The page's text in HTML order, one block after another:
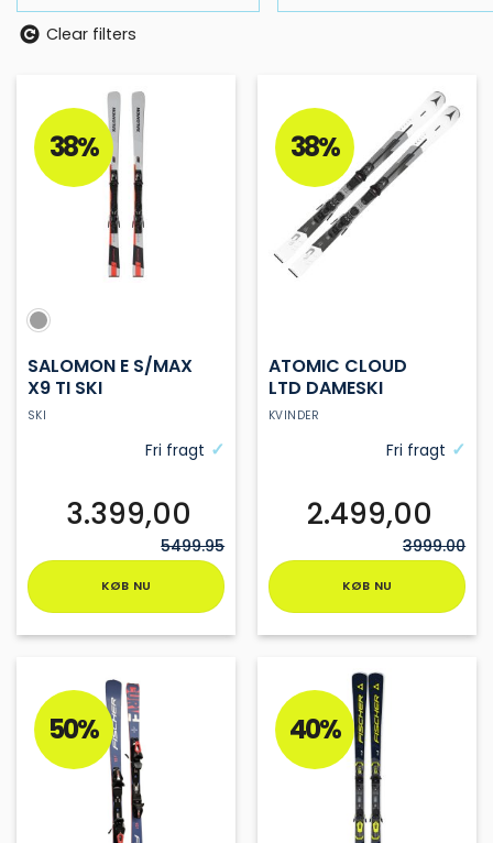
Clear filters
38%
SKI
SALOMON E S/MAX
X9 TI SKI
Fri fragt
KØB NU
flere
varianter.
Mulighederne
kan
vælges
på
varesiden
5499.95
3.399,00
38%
KVINDER
ATOMIC CLOUD
LTD DAMESKI
Fri fragt
KØB NU
har
flere
varianter.
Mulighederne
kan
vælges
på
varesiden
3999.00
2.499,00
50% 40%